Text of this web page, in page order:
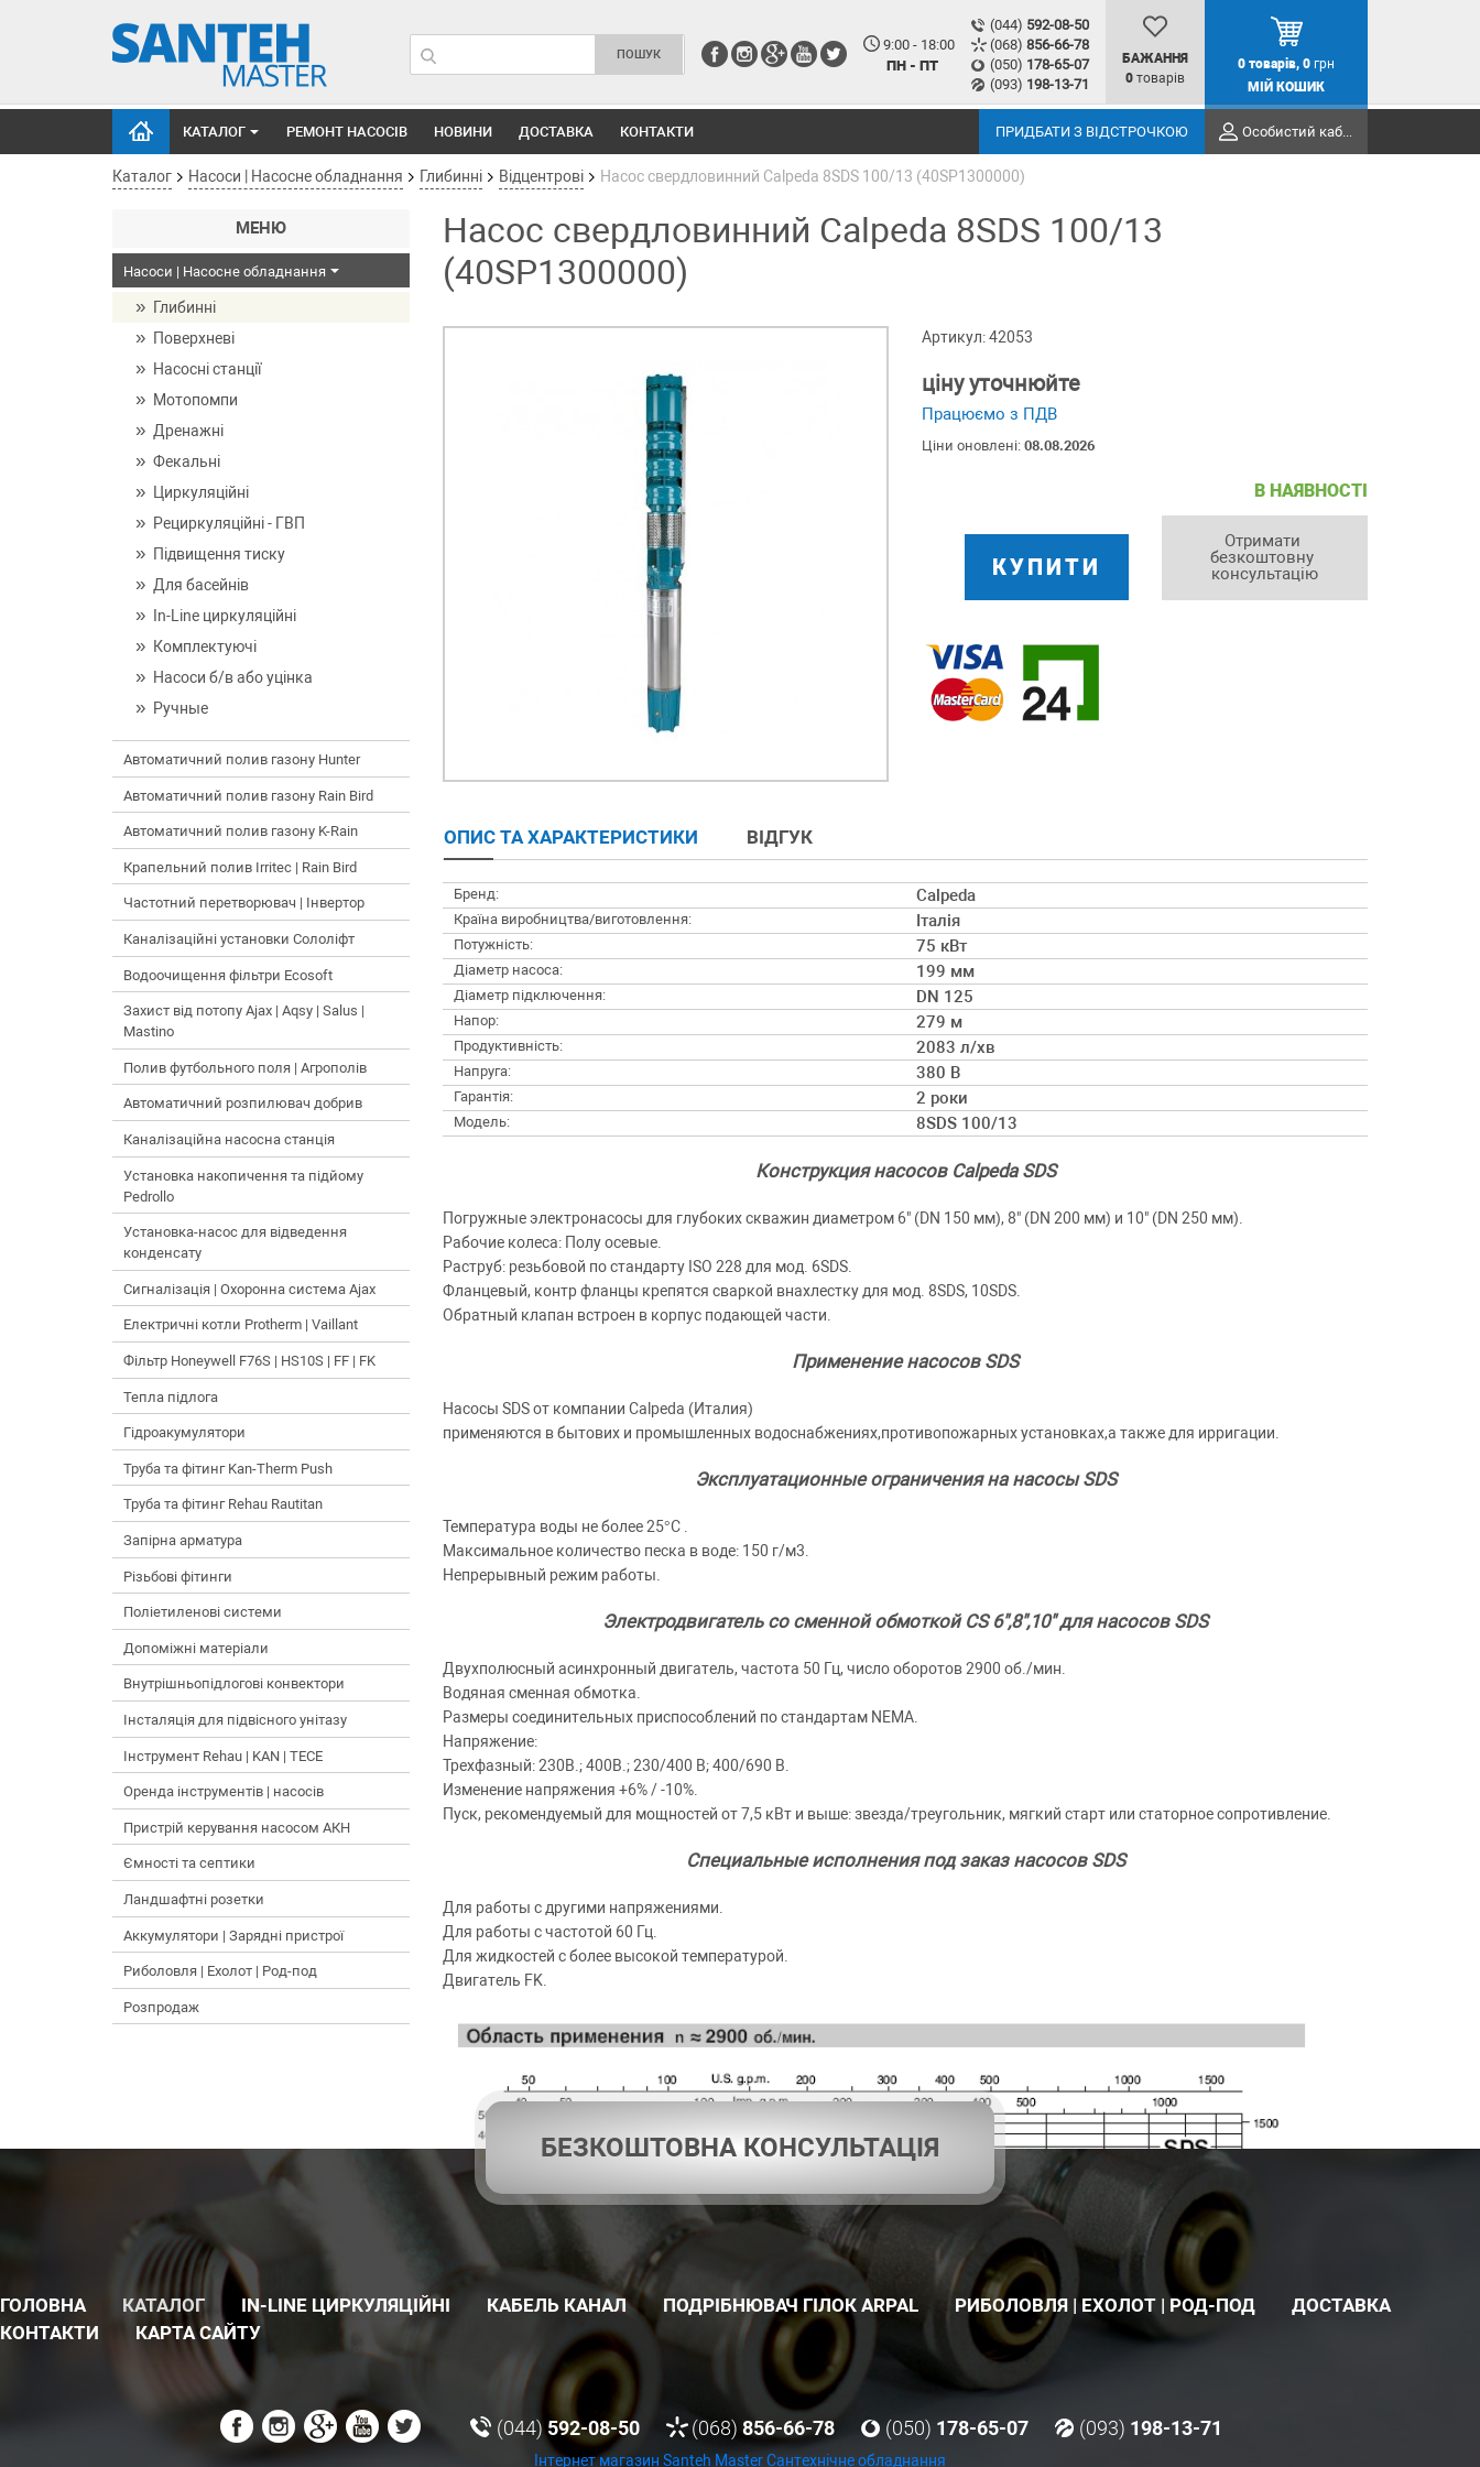
9:00 - 18:00
ПН - ПТ
(044) 592-08-50
(068) 856-66-78
(050) 178-65-07
(093) 198-13-71
БАЖАННЯ
0 товарів
0 товарів, 0 грн
МІЙ КОШИК
КАТАЛОГ РЕМОНТ НАСОСІВ НОВИНИ ДОСТАВКА КОНТАКТИ ПРИДБАТИ З ВІДСТРОЧКОЮ Особистий кабінет
Каталог Насоси | Насосне обладнання Глибинні Відцентрові Насос свердловинний Calpeda 8SDS 100/13 (40SP1300000)
МЕНЮ
Насоси | Насосне обладнання
Глибинні
Поверхневі
Насосні станції
Мотопомпи
Дренажні
Фекальні
Циркуляційні
Рециркуляційні - ГВП
Підвищення тиску
Для басейнів
In-Line циркуляційні
Комплектуючі
Насоси б/в або уцінка
Ручные
Автоматичний полив газону Hunter
Автоматичний полив газону Rain Bird
Автоматичний полив газону K-Rain
Крапельний полив Irritec | Rain Bird
Частотний перетворювач | Інвертор
Каналізаційні установки Сололіфт
Водоочищення фільтри Ecosoft
Захист від потопу Ajax | Aqsy | Salus |
Mastino
Полив футбольного поля | Агрополів
Автоматичний розпилювач добрив
Каналізаційна насосна станція
Установка накопичення та підйому
Pedrollo
Установка-насос для відведення
конденсату
Сигналізація | Охоронна система Ajax
Електричні котли Protherm | Vaillant
Фільтр Honeywell F76S | HS10S | FF | FK
Тепла підлога
Гідроакумулятори
Труба та фітинг Kan-Therm Push
Труба та фітинг Rehau Rautitan
Запірна арматура
Різьбові фітинги
Поліетиленові системи
Допоміжні матеріали
Внутрішньопідлогові конвектори
Інсталяція для підвісного унітазу
Інструмент Rehau | KAN | TECE
Оренда інструментів | насосів
Пристрій керування насосом АКН
Ємності та септики
Ландшафтні розетки
Аккумулятори | Зарядні пристрої
Риболовля | Ехолот | Род-под
Розпродаж
Насос свердловинний Calpeda 8SDS 100/13
(40SP1300000)
Артикул: 42053
ціну уточнюйте
Працюємо з ПДВ
Ціни оновлені: 08.08.2026
КУПИТИ
В НАЯВНОСТІ
Отримати
безкоштовну
консультацію
ОПИС ТА ХАРАКТЕРИСТИКИ ВІДГУК
Бренд: Calpeda
Країна виробництва/виготовлення: Італія
Потужність: 75 кВт
Діаметр насоса: 199 мм
Діаметр підключення: DN 125
Напор: 279 м
Продуктивність: 2083 л/хв
Напруга: 380 В
Гарантія: 2 роки
Модель: 8SDS 100/13
Конструкция насосов Calpeda SDS
Погружные электронасосы для глубоких скважин диаметром 6" (DN 150 мм), 8" (DN 200 мм) и 10" (DN 250 мм).
Рабочие колеса: Полу осевые.
Раструб: резьбовой по стандарту ISO 228 для мод. 6SDS.
Фланцевый, контр фланцы крепятся сваркой внахлестку для мод. 8SDS, 10SDS.
Обратный клапан встроен в корпус подающей части.
Применение насосов SDS
Насосы SDS от компании Calpeda (Италия)
применяются в бытових и промышленных водоснабжениях,противопожарных установках,а также для ирригации.
Эксплуатационные ограничения на насосы SDS
Температура воды не более 25°C .
Максимальное количество песка в воде: 150 г/м3.
Непрерывный режим работы.
Электродвигатель со сменной обмоткой CS 6",8",10" для насосов SDS
Двухполюсный асинхронный двигатель, частота 50 Гц, число оборотов 2900 об./мин.
Водяная сменная обмотка.
Размеры соединительных приспособлений по стандартам NEMA.
Напряжение:
Трехфазный: 230В.; 400В.; 230/400 В; 400/690 В.
Изменение напряжения +6% / -10%.
Пуск, рекомендуемый для мощностей от 7,5 кВт и выше: звезда/треугольник, мягкий старт или статорное сопротивление.
Специальные исполнения под заказ насосов SDS
Для работы с другими напряжениями.
Для работы с частотой 60 Гц.
Для жидкостей с более высокой температурой.
Двигатель FK.
БЕЗКОШТОВНА КОНСУЛЬТАЦІЯ
ГОЛОВНА КАТАЛОГ IN-LINE ЦИРКУЛЯЦІЙНІ КАБЕЛЬ КАНАЛ ПОДРІБНЮВАЧ ГІЛОК ARPAL РИБОЛОВЛЯ | ЕХОЛОТ | РОД-ПОД
ДОСТАВКА
КОНТАКТИ
КАРТА САЙТУ
(044) 592-08-50 (068) 856-66-78 (050) 178-65-07 (093) 198-13-71
Інтернет магазин Santeh MasterСантехнічне обладнання